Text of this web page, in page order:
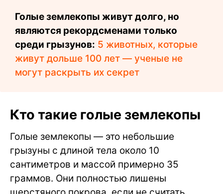
Голые землекопы живут долго, но
являются рекордсменами только
среди грызунов: 5 животных, которые
живут дольше 100 лет — ученые не
могут раскрыть их секрет
Кто такие голые землекопы
Голые землекопы — это небольшие
грызуны с длиной тела около 10
сантиметров и массой примерно 35
граммов. Они полностью лишены